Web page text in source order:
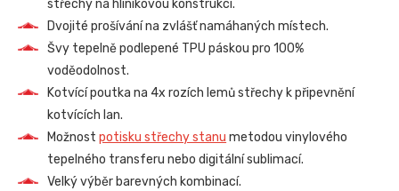
střechy na hliníkovou konstrukci.
Dvojité prošívání na zvlášť namáhaných místech.
Švy tepelně podlepené TPU páskou pro 100%
voděodolnost.
Kotvící poutka na 4x rozích lemů střechy k připevnění
kotvících lan.
Možnostpotisku střechy stanu metodou vinylového
tepelného transferu nebo digitální sublimací.
Velký výběr barevných kombinací.